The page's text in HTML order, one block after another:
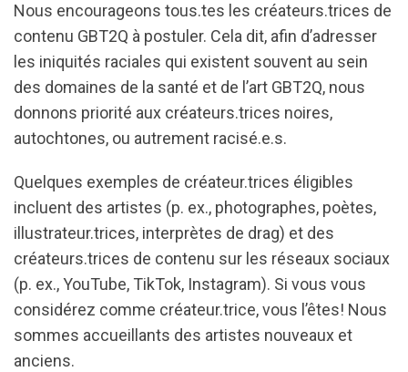
Nous encourageons tous.tes les créateurs.trices de
contenu GBT2Q à postuler. Cela dit, afin d’adresser
les iniquités raciales qui existent souvent au sein
des domaines de la santé et de l’art GBT2Q, nous
donnons priorité aux créateurs.trices noires,
autochtones, ou autrement racisé.e.s.
Quelques exemples de créateur.trices éligibles
incluent des artistes (p. ex., photographes, poètes,
illustrateur.trices, interprètes de drag) et des
créateurs.trices de contenu sur les réseaux sociaux
(p. ex., YouTube, TikTok, Instagram). Si vous vous
considérez comme créateur.trice, vous l’êtes! Nous
sommes accueillants des artistes nouveaux et
anciens.